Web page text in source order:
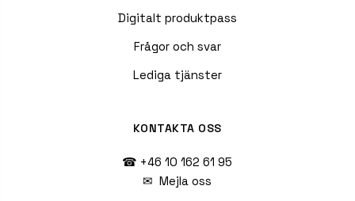
Digitalt produktpass
Frågor och svar
Lediga tjänster
KONTAKTA OSS
☎ +46 10 162 61 95
✉Mejla oss